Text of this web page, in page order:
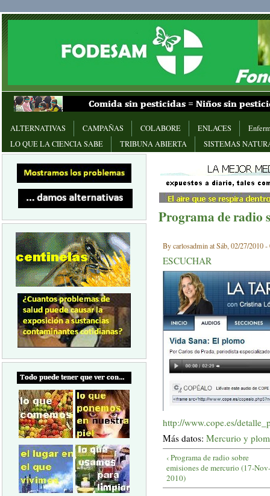
ALTERNATIVAS CAMPAÑAS COLABORE ENLACES
LO QUE LA CIENCIA SABE
TRIBUNA ABIERTA SISTEMAS
Programa de radio
By carlosadmin at Sáb, 02/27/2010 -
ESCUCHAR
http://www.cope.es/
Más datos: Mercurio y
‹ Programa de radio sobre
emisiones de mercurio (17-
2010)